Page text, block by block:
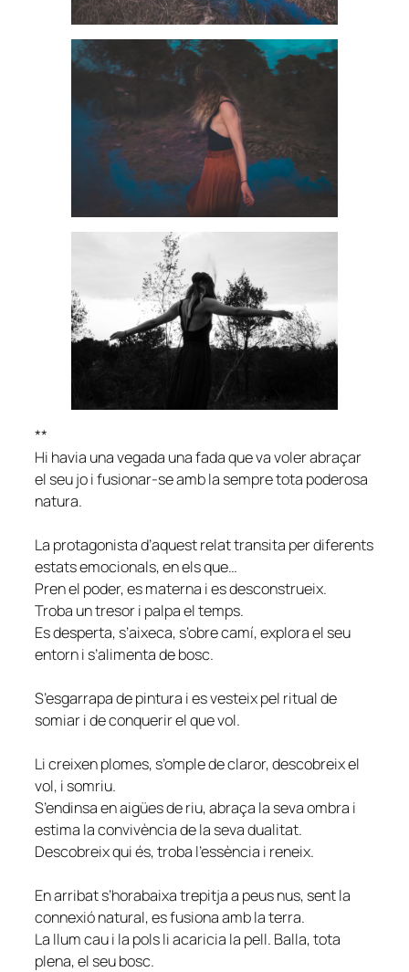
**
Hi havia una vegada una fada que va voler abraçar
el seu jo i fusionar-se amb la sempre tota poderosa
natura.
La protagonista d’aquest relat transita per diferents
estats emocionals, en els que…
Pren el poder, es materna i es desconstrueix.
Troba un tresor i palpa el temps.
Es desperta, s’aixeca, s’obre camí, explora el seu
entorn i s’alimenta de bosc.
S’esgarrapa de pintura i es vesteix pel ritual de
somiar i de conquerir el que vol.
Li creixen plomes, s’omple de claror, descobreix el
vol, i somriu.
S’endinsa en aigües de riu, abraça la seva ombra i
estima la convivència de la seva dualitat.
Descobreix qui és, troba l’essència i reneix.
En arribat s’horabaixa trepitja a peus nus, sent la
connexió natural, es fusiona amb la terra.
La llum cau i la pols li acaricia la pell. Balla, tota
plena, el seu bosc.